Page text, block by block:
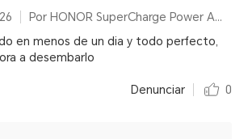
Por HONOR SuperCharge Power Adapter (Max 66W) White
en menos de un dia y todo perfecto,
a desembarlo
Denunciar 0